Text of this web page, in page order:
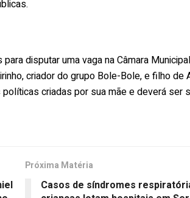
disputar uma vaga na Câmara
criador do grupo Bole-Bole, e filho de
criadas por sua mãe e deverá ser
Próxima Matéria
Casos de síndromes